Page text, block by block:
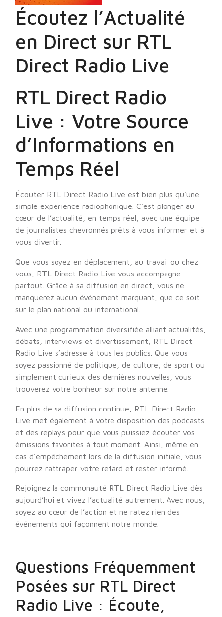
Écoutez l’Actualité
en Direct sur RTL
Direct Radio Live
RTL Direct Radio
Live : Votre Source
d’Informations en
Temps Réel
Écouter RTL Direct Radio Live est bien plus qu’une
simple expérience radiophonique. C’est plonger au
cœur de l’actualité, en temps réel, avec une équipe
de journalistes chevronnés prêts à vous informer et à
vous divertir.
Que vous soyez en déplacement, au travail ou chez
vous, RTL Direct Radio Live vous accompagne
partout. Grâce à sa diffusion en direct, vous ne
manquerez aucun événement marquant, que ce soit
sur le plan national ou international.
Avec une programmation diversifiée alliant actualités,
débats, interviews et divertissement, RTL Direct
Radio Live s’adresse à tous les publics. Que vous
soyez passionné de politique, de culture, de sport ou
simplement curieux des dernières nouvelles, vous
trouverez votre bonheur sur notre antenne.
En plus de sa diffusion continue, RTL Direct Radio
Live met également à votre disposition des podcasts
et des replays pour que vous puissiez écouter vos
émissions favorites à tout moment. Ainsi, même en
cas d’empêchement lors de la diffusion initiale, vous
pourrez rattraper votre retard et rester informé.
Rejoignez la communauté RTL Direct Radio Live dès
aujourd’hui et vivez l’actualité autrement. Avec nous,
soyez au cœur de l’action et ne ratez rien des
événements qui façonnent notre monde.
Questions Fréquemment
Posées sur RTL Direct
Radio Live : Écoute,